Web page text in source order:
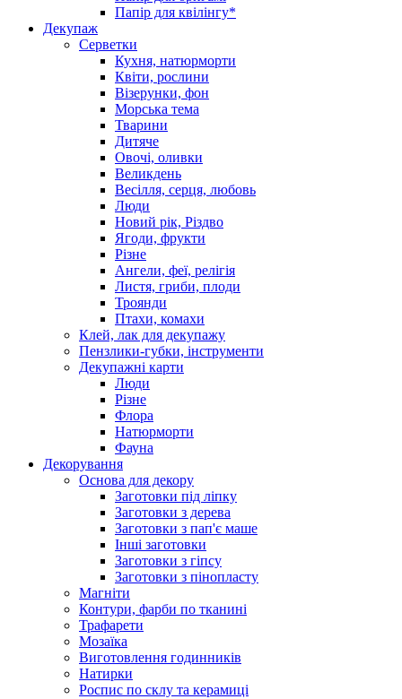
Папір для квілінгу*
Декупаж
Серветки
Кухня, натюрморти
Квіти, рослини
Візерунки, фон
Морська тема
Тварини
Дитяче
Овочі, оливки
Великдень
Весілля, серця, любовь
Люди
Новий рік, Різдво
Ягоди, фрукти
Різне
Ангели, феї, релігія
Листя, гриби, плоди
Троянди
Птахи, комахи
Клей, лак для декупажу
Пензлики-губки, інструменти
Декупажні карти
Люди
Різне
Флора
Натюрморти
Фауна
Декорування
Основа для декору
Заготовки під ліпку
Заготовки з дерева
Заготовки з пап'є маше
Інші заготовки
Заготовки з гіпсу
Заготовки з пінопласту
Магніти
Контури, фарби по тканині
Трафарети
Мозаїка
Виготовлення годинників
Натирки
Роспис по склу та керамиці